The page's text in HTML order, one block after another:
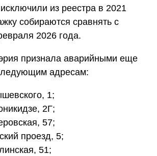
из реестра в 2021
собираются сравнять с
2026 года.
признала аварийными еще
адресам:
1;
2Г;
57;
проезд, 5;
51;